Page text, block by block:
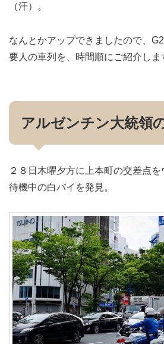
（汗）。
なんとかアップできましたので、
要人の車列を、時間順にご紹介しま
アルゼンチン大統領
２８日木曜夕方に上本町の交差点を
待機中の白バイを発見。